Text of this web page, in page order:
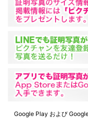
Google Play および